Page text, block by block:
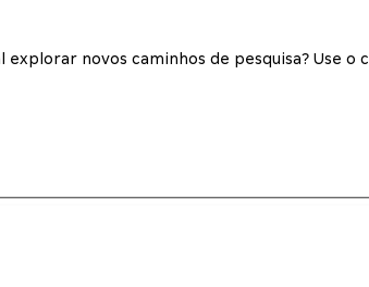
novos caminhos de pesquisa? Use o